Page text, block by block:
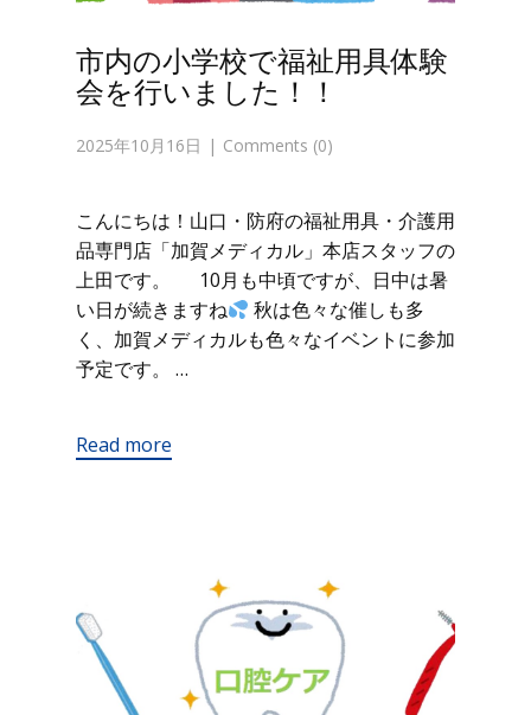
市内の小学校で福祉用具体験
会を行いました！！
2025年10月16日 Comments (0)
こんにちは！山口・防府の福祉用具・介護用
品専門店「加賀メディカル」本店スタッフの
上田です。 10月も中頃ですが、日中は暑
い日が続きますね
秋は色々な催しも多
く、加賀メディカルも色々なイベントに参加
予定です。 …
Read more